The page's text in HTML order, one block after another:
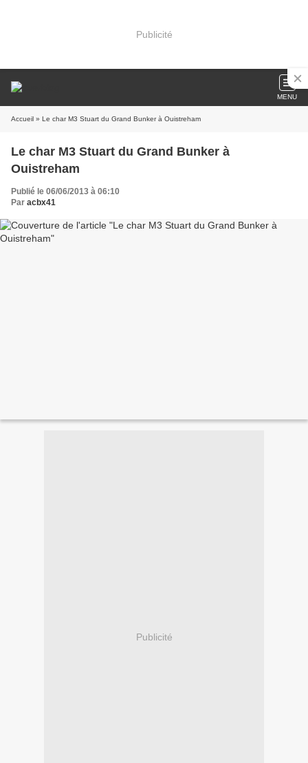
Publicité
MENU
Accueil » Le char M3 Stuart du Grand Bunker à Ouistreham
Le char M3 Stuart du Grand Bunker à
Ouistreham
Publié le 06/06/2013 à 06:10
Par acbx41
Publicité